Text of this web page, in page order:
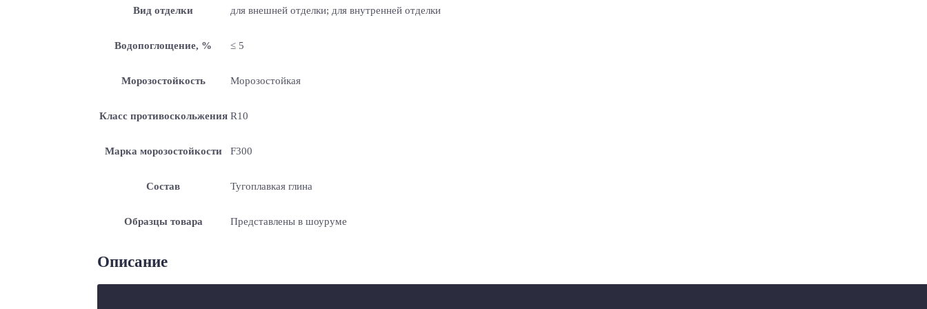
Вид отделки для внешней отделки; для внутренней отделки
Водопоглощение, % ≤ 5
Морозостойкость Морозостойкая
Класс противоскольжения R10
Марка морозостойкости F300
Состав Тугоплавкая глина
Образцы товара Представлены в шоуруме
Описание